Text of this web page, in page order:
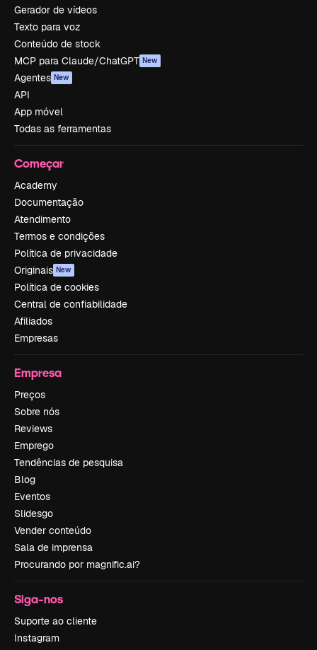
Gerador de vídeos
Texto para voz
Conteúdo de stock
MCP para Claude/ChatGPT New
Agentes New
API
App móvel
Todas as ferramentas
Começar
Academy
Documentação
Atendimento
Termos e condições
Política de privacidade
Originais New
Política de cookies
Central de confiabilidade
Afiliados
Empresas
Empresa
Preços
Sobre nós
Reviews
Emprego
Tendências de pesquisa
Blog
Eventos
Slidesgo
Vender conteúdo
Sala de imprensa
Procurando por magnific.ai?
Siga-nos
Suporte ao cliente
Instagram